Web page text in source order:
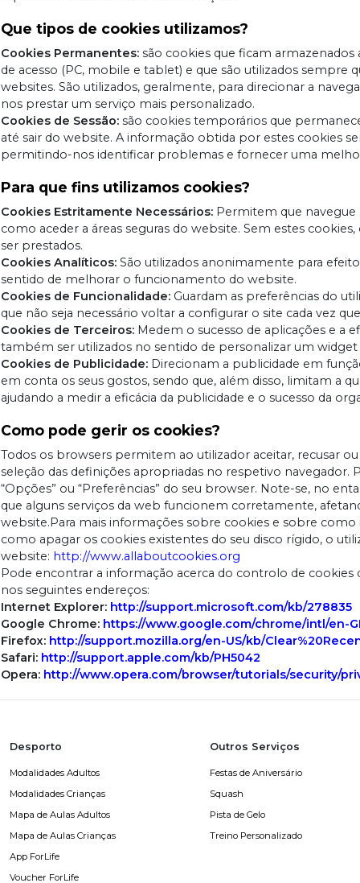
Que tipos de cookies utilizamos?
Cookies Permanentes: são cookies que ficam
de acesso (PC, mobile e tablet) e que são utilizados sempre
websites. São utilizados, geralmente, para direcionar a
nos prestar um serviço mais personalizado.
Cookies de Sessão: são cookies temporários que
até sair do website. A informação obtida por estes cookies
permitindo-nos identificar problemas e fornecer uma
Para que fins utilizamos cookies?
Cookies Estritamente Necessários: Permitem que navegue
como aceder a áreas seguras do website. Sem estes
ser prestados.
Cookies Analíticos: São utilizados anonimamente para
sentido de melhorar o funcionamento do website.
Cookies de Funcionalidade: Guardam as preferências do
que não seja necessário voltar a configurar o site cada vez
Cookies de Terceiros: Medem o sucesso de aplicações e a
também ser utilizados no sentido de personalizar um
Cookies de Publicidade: Direcionam a publicidade em
em conta os seus gostos, sendo que, além disso, limitam a
ajudando a medir a eficácia da publicidade e o sucesso da
Como pode gerir os cookies?
Todos os browsers permitem ao utilizador aceitar, recusar
seleção das definições apropriadas no respetivo navegador.
“Opções” ou “Preferências” do seu browser. Note-se, no
que alguns serviços da web funcionem corretamente,
website.Para mais informações sobre cookies e sobre
como apagar os cookies existentes do seu disco rígido, o
website: http://www.allaboutcookies.org
Pode encontrar a informação acerca do controlo de
nos seguintes endereços:
Internet Explorer: http://support.microsoft.com/kb/278835
Google Chrome: https://www.google.com/chrome/intl/en-
Firefox: http://support.mozilla.org/en-US/kb/
Safari: http://support.apple.com/kb/PH5042
Opera: http://www.opera.com/browser/tutorials/security/
Desporto
Modalidades Adultos
Modalidades Crianças
Mapa de Aulas Adultos
Mapa de Aulas Crianças
App ForLife
Voucher ForLife
Outros Serviços
Festas de Aniversário
Squash
Pista de Gelo
Treino Personalizado